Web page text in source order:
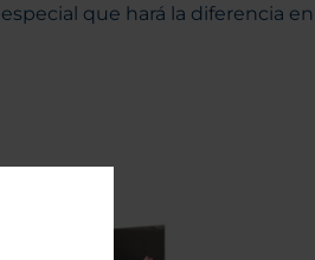
especial que hará la diferencia